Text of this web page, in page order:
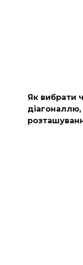
Як вибрати